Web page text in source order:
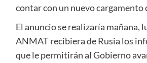
contar con un nuevo cargamento
El anuncio se realizaría mañana,
ANMAT recibiera de Rusia los
que le permitirán al Gobierno